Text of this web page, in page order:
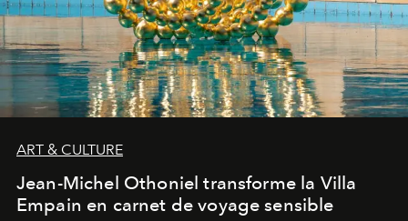
ART & CULTURE
Jean-Michel Othoniel transforme la Villa
Empain en carnet de voyage sensible